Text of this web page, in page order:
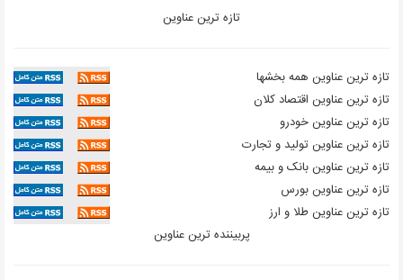
چرا قبوض برق برخی مشترکان افزایش چند برابری داشت؟
تازه ترين عناوين
تازه ترين عناوين همه بخشها
تازه ترين عناوين اقتصاد کلان
تازه ترين عناوين خودرو
تازه ترين عناوين تولید و تجارت
تازه ترين عناوين بانک و بیمه
تازه ترين عناوين بورس
تازه ترين عناوين طلا و ارز
پربيننده ترين عناوين